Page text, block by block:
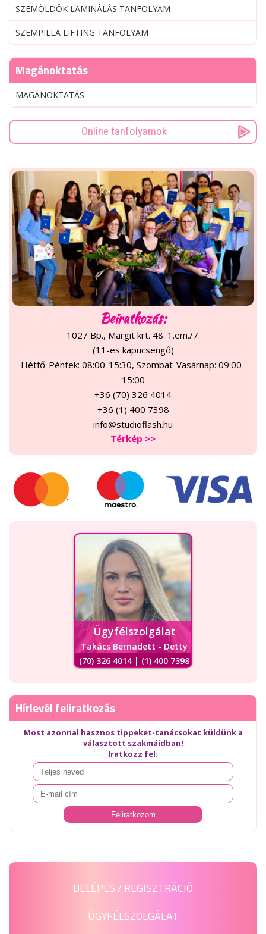
SZEMÖLDÖK LAMINÁLÁS TANFOLYAM
SZEMPILLA LIFTING TANFOLYAM
Magánoktatás
MAGÁNOKTATÁS
Online tanfolyamok
Beiratkozás:
1027 Bp., Margit krt. 48. 1.em./7.
(11-es kapucsengő)
Hétfő-Péntek: 08:00-15:30, Szombat-Vasárnap: 09:00-
15:00
+36 (70) 326 4014
+36 (1) 400 7398
info@studioflash.hu
Térkép >>
Ügyfélszolgálat
Takács Bernadett - Detty
(70) 326 4014 | (1) 400 7398
Hírlevél feliratkozás
Most azonnal hasznos tippeket-tanácsokat küldünk a
választott szakmáidban!
Iratkozz fel:
BELÉPÉS / REGISZTRÁCIÓ
ÜGYFÉLSZOLGÁLAT